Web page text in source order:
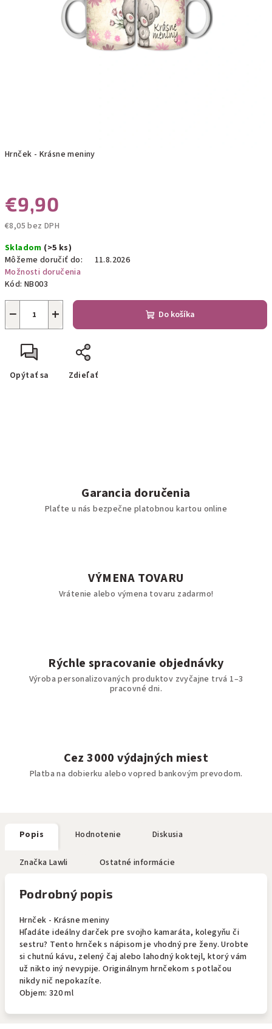
Hrnček - Krásne meniny
€9,90
€8,05 bez DPH
cena:
Skladom (>5 ks)
Môžeme doručiť do:
11.8.2026
Možnosti doručenia
Kód: NB003
+
− Do košíka
Opýtať sa Zdieľať
Garancia doručenia
Plaťte u nás bezpečne platobnou kartou online
VÝMENA TOVARU
Vrátenie alebo výmena tovaru zadarmo!
Rýchle spracovanie objednávky
Výroba personalizovaných produktov zvyčajne trvá 1–3
pracovné dni.
Cez 3000 výdajných miest
Platba na dobierku alebo vopred bankovým prevodom.
Popis Hodnotenie Diskusia
Značka Lawli Ostatné informácie
Podrobný popis
Hrnček - Krásne meniny
Hľadáte ideálny darček pre svojho kamaráta, kolegyňu či
sestru? Tento hrnček s nápisom je vhodný pre ženy. Urobte
si chutnú kávu, zelený čaj alebo lahodný koktejl, ktorý vám
už nikto iný nevypije. Originálnym hrnčekom s potlačou
nikdy nič nepokazíte.
Objem: 320 ml